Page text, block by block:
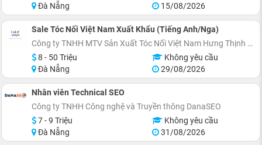
Đà Nẵng
15/08/2026
Sale Tóc Nối Việt Nam Xuất Khẩu (Tiếng Anh/Nga)
Công ty TNHH MTV Sản Xuất Tóc Nối Việt Nam Hưng Thịnh 28
8 - 50 Triệu
Không yêu cầu
Đà Nẵng
29/08/2026
Nhân viên Technical SEO
Công ty TNHH Công nghệ và Truyền thông DanaSEO
7 - 9 Triệu
Không yêu cầu
Đà Nẵng
31/08/2026